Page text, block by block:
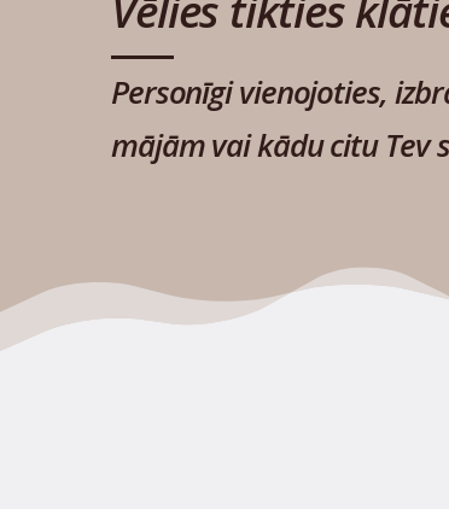
Personīgi vienojoties,
mājām vai kādu citu Tev